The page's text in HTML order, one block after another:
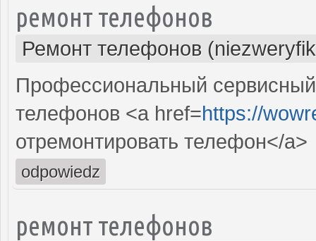
ремонт телефонов
Ремонт телефонов
Профессиональный
телефонов <a href=https://
отремонтировать телефон</a>
odpowiedz
ремонт телефонов